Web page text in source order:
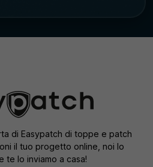
di Easypatch di toppe e patch
il tuo progetto online, noi lo
te lo inviamo a casa!